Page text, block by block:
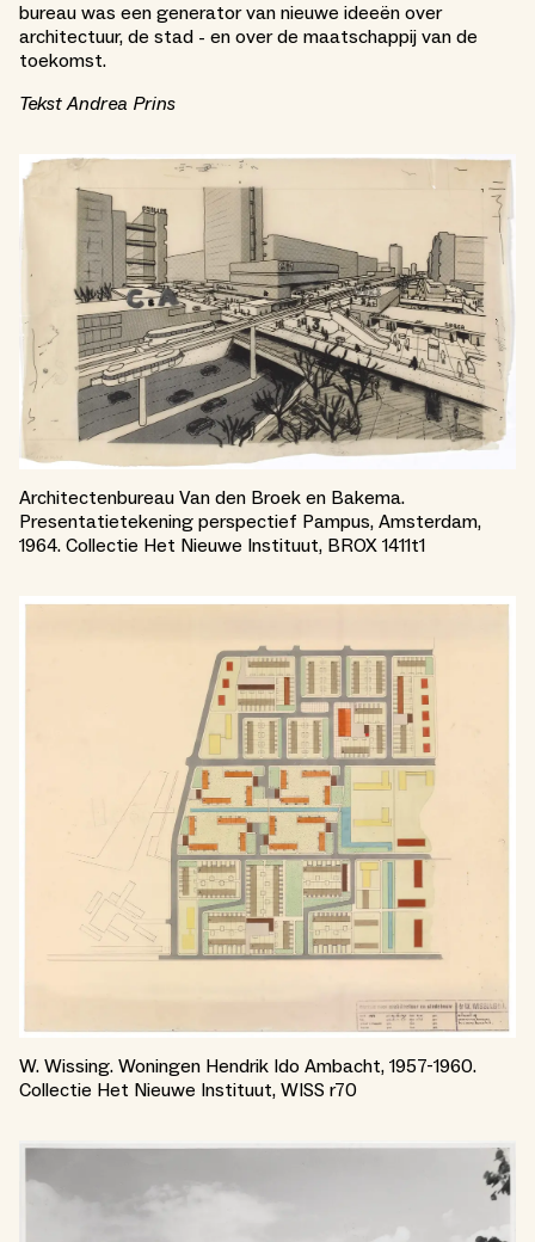
bureau was een generator van nieuwe ideeën over
architectuur, de stad - en over de maatschappij van de
toekomst.
Tekst Andrea Prins
Architectenbureau Van den Broek en Bakema.
Presentatietekening perspectief Pampus, Amsterdam,
1964. Collectie Het Nieuwe Instituut, BROX 1411t1
W. Wissing. Woningen Hendrik Ido Ambacht, 1957-1960.
Collectie Het Nieuwe Instituut, WISS r70